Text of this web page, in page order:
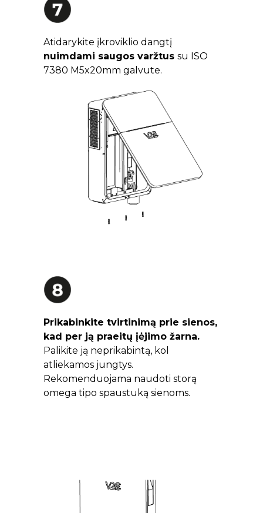
Atidarykite įkroviklio dangtį
nuimdami saugos varžtus su ISO
7380 M5x20mm galvute.
Prikabinkite tvirtinimą prie sienos,
kad per ją praeitų įėjimo žarna.
Palikite ją neprikabintą, kol
atliekamos jungtys.
Rekomenduojama naudoti storą
omega tipo spaustuką sienoms.